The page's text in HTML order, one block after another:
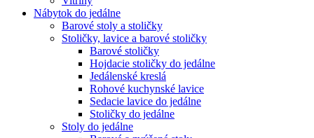
Nábytok do jedálne
Barové stoly a stoličky
Stoličky, lavice a barové stoličky
Barové stoličky
Hojdacie stoličky do jedálne
Jedálenské kreslá
Rohové kuchynské lavice
Sedacie lavice do jedálne
Stoličky do jedálne
Stoly do jedálne